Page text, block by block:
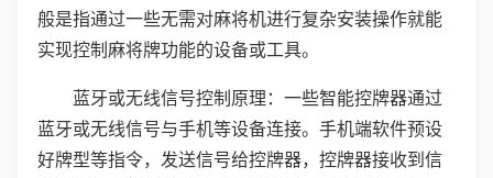
般是指通过一些无需对麻将机进行复杂安装操作就能
实现控制麻将牌功能的设备或工具。
蓝牙或无线信号控制原理：一些智能控牌器通过
蓝牙或无线信号与手机等设备连接。手机端软件预设
好牌型等指令，发送信号给控牌器，控牌器接收到信